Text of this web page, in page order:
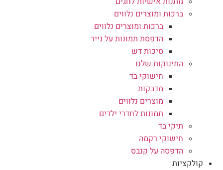
ברכות ומוצרים נלווים
ברכות ומוצרים נלווים
הדפסת תמונות על נייר
סיכות דש
התינוקות שלנו
חישוקי בד
מדבקות
מוצרים נלווים
תמונות לחדרי ילדים
תיקי בד
חישוקי רקמה
הדפסה על קנבס
קולקציות